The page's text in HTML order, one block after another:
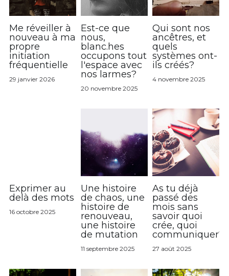
Me réveiller à
nouveau à ma
propre
initiation
fréquentielle
29 janvier 2026
Est-ce que
nous,
blanc.hes
occupons tout
l'espace avec
nos larmes?
20 novembre 2025
Qui sont nos
ancêtres, et
quels
systèmes ont-
ils créés?
4 novembre 2025
Exprimer au
delà des mots
16 octobre 2025
Une histoire
de chaos, une
histoire de
renouveau,
une histoire
de mutation
11 septembre 2025
As tu déjà
passé des
mois sans
savoir quoi
crée, quoi
communiquer?
27 août 2025